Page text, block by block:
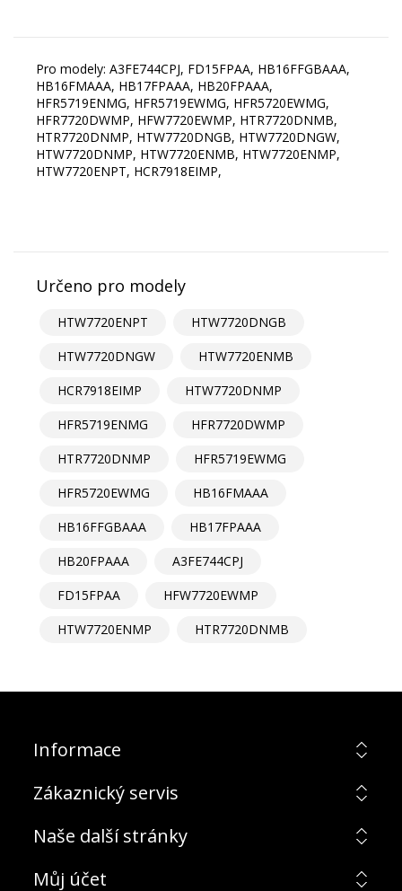
Pro modely: A3FE744CPJ, FD15FPAA, HB16FFGBAAA,
HB16FMAAA, HB17FPAAA, HB20FPAAA,
HFR5719ENMG, HFR5719EWMG, HFR5720EWMG,
HFR7720DWMP, HFW7720EWMP, HTR7720DNMB,
HTR7720DNMP, HTW7720DNGB, HTW7720DNGW,
HTW7720DNMP, HTW7720ENMB, HTW7720ENMP,
HTW7720ENPT, HCR7918EIMP,
Určeno pro modely
HTW7720ENPT
HTW7720DNGB
HTW7720DNGW
HTW7720ENMB
HCR7918EIMP
HTW7720DNMP
HFR5719ENMG
HFR7720DWMP
HTR7720DNMP
HFR5719EWMG
HFR5720EWMG
HB16FMAAA
HB16FFGBAAA
HB17FPAAA
HB20FPAAA
A3FE744CPJ
FD15FPAA
HFW7720EWMP
HTW7720ENMP
HTR7720DNMB
Informace
Zákaznický servis
Naše další stránky
Můj účet